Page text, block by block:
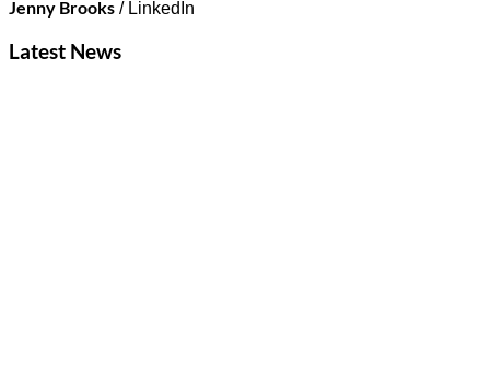
Jenny Brooks / LinkedIn
Latest News